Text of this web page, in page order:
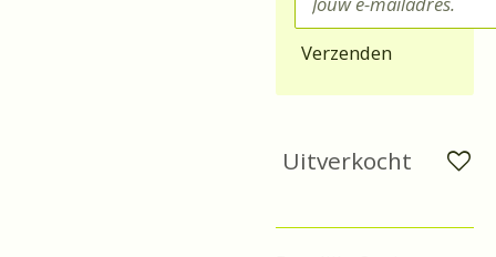
Verzenden
Uitverkocht